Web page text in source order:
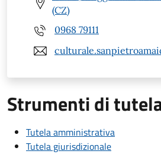
(CZ)
0968 79111
Strumenti di
Tutela amministrativa
Tutela giurisdizionale